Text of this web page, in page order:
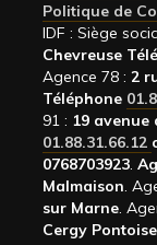
Politique de
IDF : Siège
Chevreuse
Agence 78 : 2
Téléphone
91 : 19 avenue
01.88.31.66.12
0768703923.
Malmaison.
sur Marne.
Cergy